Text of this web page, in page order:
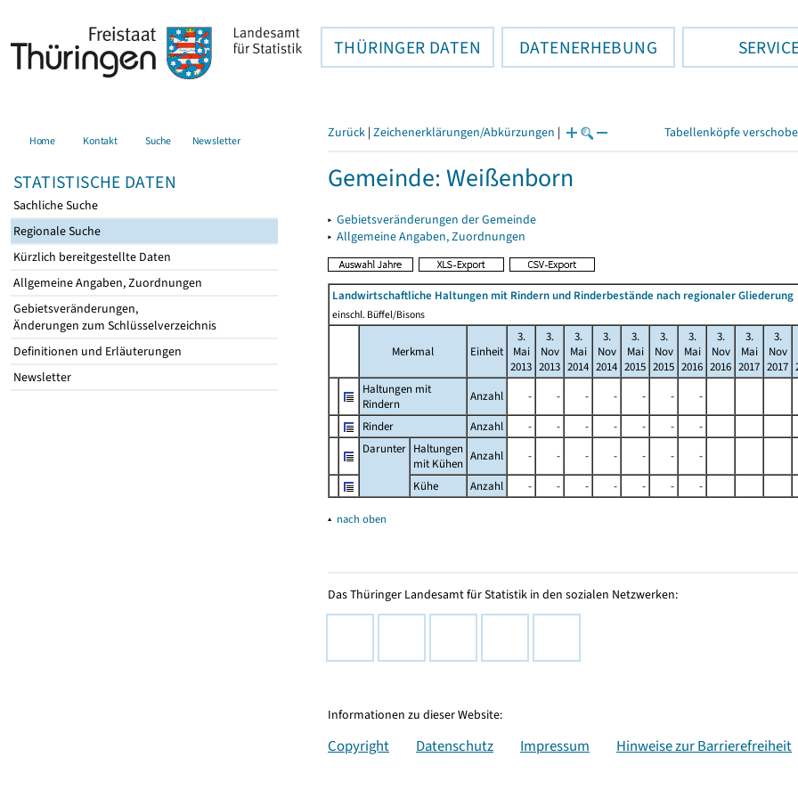
THÜRINGER DATEN DATENERHEBUNG
Home Kontakt Suche Newsletter
STATISTISCHE DATEN
Sachliche Suche
Regionale Suche
Kürzlich bereitgestellte Daten
Allgemeine Angaben, Zuordnungen
Gebietsveränderungen,
Änderungen zum Schlüsselverzeichnis
Definitionen und Erläuterungen
Newsletter
Zurück | Zeichenerklärungen/Abkürzungen | Tabellenköpfe
Gemeinde: Weißenborn
▸ Gebietsveränderungen der Gemeinde
▸ Allgemeine Angaben, Zuordnungen
Landwirtschaftliche Haltungen mit Rindern und Rinderbestände nach regionaler Gliederung
einschl. Büffel/Bisons
Merkmal Einheit
3.
Mai
2013
3.
Nov
2013
3.
Mai
2014
3.
Nov
2014
3.
Mai
2015
3.
Nov
2015
3.
Mai
2016
3.
Nov
2016
3.
Mai
2017
3.
Nov
2017
Haltungen mit
Rindern
Anzahl - - - - - - -
Rinder
Anzahl - - - - - - -
Darunter Haltungen
mit Kühen
Anzahl - - - - - - -
Kühe
Anzahl - - - - - - -
▴ nach oben
Das Thüringer Landesamt für Statistik in den sozialen Netzwerken:
Informationen zu dieser Website:
Copyright Datenschutz Impressum Hinweise zur Barrierefreiheit